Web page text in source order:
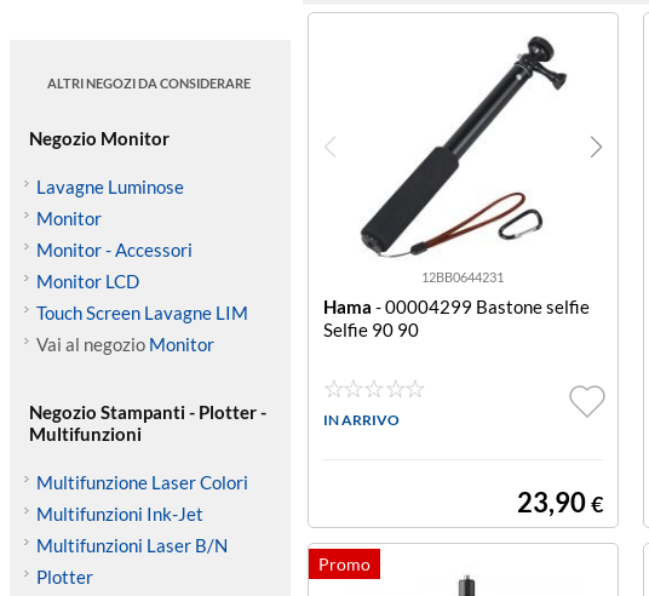
ALTRI NEGOZI DA CONSIDERARE
Negozio Monitor
Lavagne Luminose
Monitor
Monitor - Accessori
Monitor LCD
Touch Screen Lavagne LIM
Vai al negozio Monitor
Negozio Stampanti - Plotter -
Multifunzioni
Multifunzione Laser Colori
Multifunzioni Ink-Jet
Multifunzioni Laser B/N
Plotter
12BB0644231
Hama - 00004299 Bastone selfie
Selfie 90 90
IN ARRIVO
23,90€